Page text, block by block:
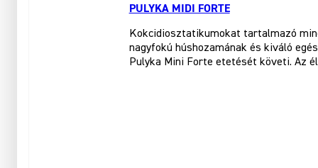
PULYKA MIDI FORTE
Kokcidiosztatikumokat tartalmazó
nagyfokú húshozamának és kiváló
Pulyka Mini Forte etetését követi. Az